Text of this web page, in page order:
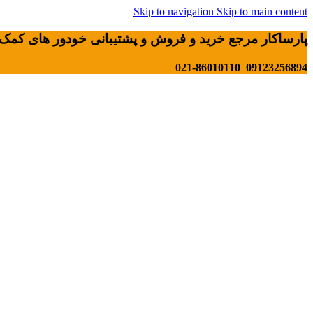
Skip to navigation Skip to main content
پارساکار مرجع خرید و فروش و پشتیبانی خودور های کمک
09123256894 021-86010110